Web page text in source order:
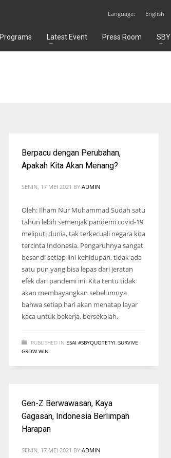
Language: English
Programs Latest Event Press Room SBY
Berpacu dengan Perubahan,
Apakah Kita Akan Menang?
SENIN, 17 MEI 2021 BY ADMIN
Oleh: Ilham Nur Muhammad Sudah satu
tahun lebih semenjak pandemi covid-19
meliputi dunia, tak terkecuali negara kita
tercinta Indonesia. Pengaruhnya sangat
besar di setiap lini kehidupan, tidak ada
satu pun yang bisa lepas dari jeratan
efek dari pandemi ini. Kita tentu tidak
akan membayangkan sebelumnya
bahwa setiap hari akan menatap layar
kaca untuk bekerja, bersekolah,
PUBLISHED IN ESAI #SBYQUOTETYI, SURVIVE
GROW WIN
Gen-Z Berwawasan, Kaya
Gagasan, Indonesia Berlimpah
Harapan
SENIN, 17 MEI 2021 BY ADMIN